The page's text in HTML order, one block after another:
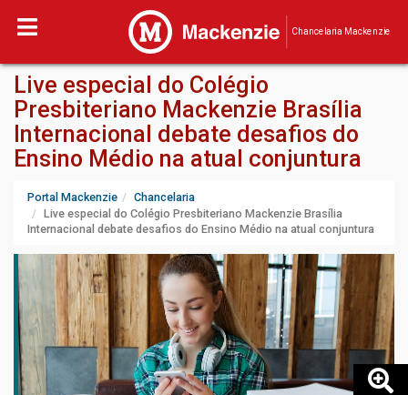
Chancelaria Mackenzie
Live especial do Colégio
Presbiteriano Mackenzie Brasília
Internacional debate desafios do
Ensino Médio na atual conjuntura
Portal Mackenzie
Chancelaria
Live especial do Colégio Presbiteriano Mackenzie Brasília
Internacional debate desafios do Ensino Médio na atual conjuntura